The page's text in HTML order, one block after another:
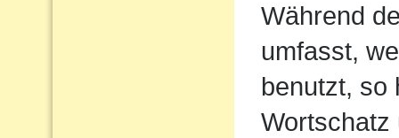
Während
umfasst,
benutzt, so
Wortschatz